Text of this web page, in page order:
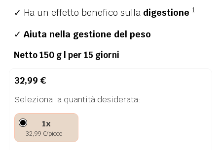
✓ Ha un effetto benefico sulla digestione 1
✓ Aiuta nella gestione del peso
Netto 150 g | per 15 giorni
32,99 €
Seleziona la quantità desiderata:
1x
32,99 €/piece